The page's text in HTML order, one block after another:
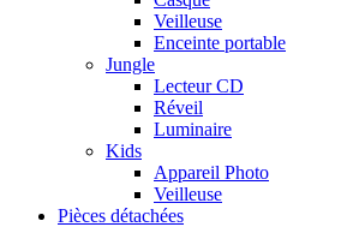
Veilleuse
Enceinte portable
Jungle
Lecteur CD
Réveil
Luminaire
Kids
Appareil Photo
Veilleuse
Pièces détachées